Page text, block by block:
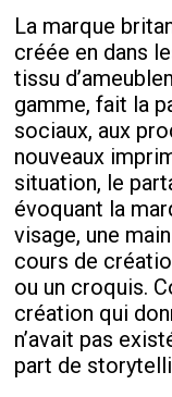
La marque
créée en dans
tissu
gamme, fait la
sociaux, aux
nouveaux
situation, le
évoquant la
visage, une
cours de
ou un croquis.
création qui
n’avait pas
part de